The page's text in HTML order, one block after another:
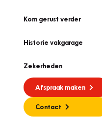
Kom gerust verder
Historie vakgarage
Zekerheden
Afspraak maken
Contact